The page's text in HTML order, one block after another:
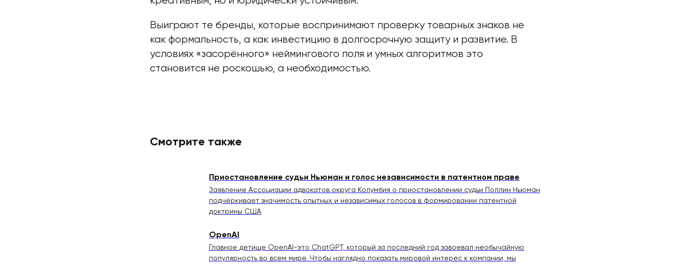
Выиграют те бренды, которые воспринимают проверку товарных знаков не
как формальность, а как инвестицию в долгосрочную защиту и развитие. В
условиях «засорённого» неймингового поля и умных алгоритмов это
становится не роскошью, а необходимостью.
Смотрите также
Приостановление судьи Ньюман и голос независимости в патентном праве
Заявление Ассоциации адвокатов округа Колумбия о приостановлении судьи Поллин Ньюман
подчёркивает значимость опытных и независимых голосов в формировании патентной
доктрины США
OpenAl
Главное детище OpenAl-это ChatGPT, который за последний год завоевал необычайную
популярность во всем мире. Чтобы наглядно показать мировой интерес к компании, мы